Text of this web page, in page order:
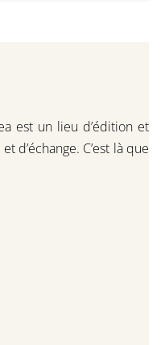
est un lieu d’édition et
et d’échange. C’est là que